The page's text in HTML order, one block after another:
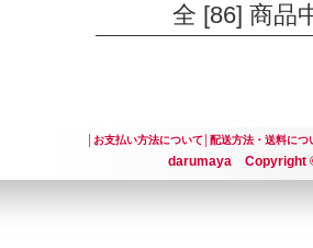
全 [86] 商
お支払い方法について│ 配送方法・送料につ
darumaya Copyright